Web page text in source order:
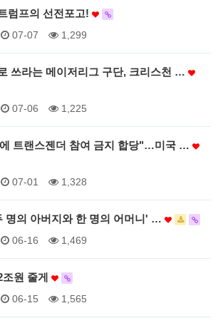
럼프의 선전포고!
07-07 1,299
쓰라는 메이저리그 구단, 크리스천 …
07-06 1,225
트랜스젠더 참여 금지 합당"…미국 …
07-01 1,328
명의 아버지와 한 명의 어머니' …
06-16 1,469
원 줄게
06-15 1,565